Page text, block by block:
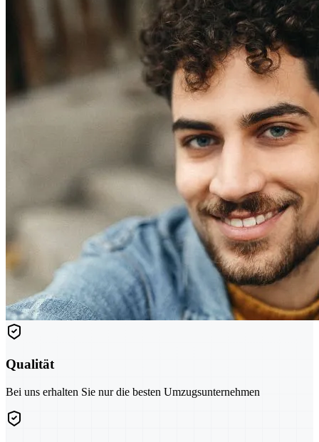
Qualität
Bei uns erhalten Sie nur die besten Umzugsunternehmen